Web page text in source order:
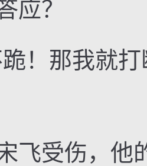
应？
那我就打
受伤，他